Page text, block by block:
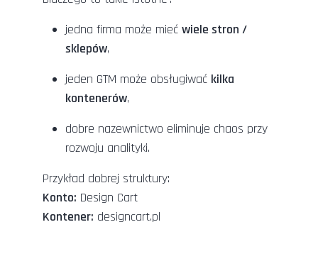
jedna firma może mieć wiele stron /
sklepów,
jeden GTM może obsługiwać kilka
kontenerów,
dobre nazewnictwo eliminuje chaos przy
rozwoju analityki.
Przykład dobrej struktury:
Konto: Design Cart
Kontener: designcart.pl